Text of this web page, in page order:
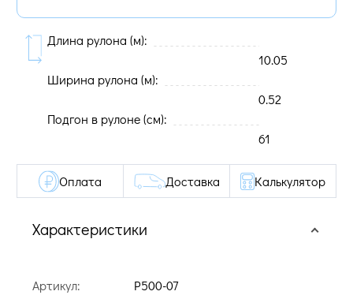
Длина рулона (м):
10.05
Ширина рулона (м):
0.52
Подгон в рулоне (cм):
61
Характеристики
Артикул:
P500-07
Оплата Доставка Калькулятор